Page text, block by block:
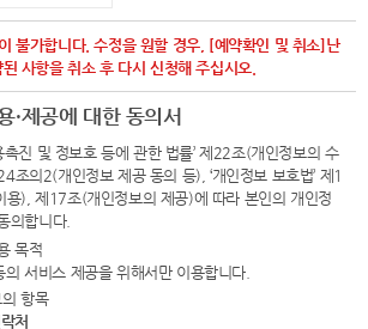
불가합니다. 수정을 원할 경우, [예약확인 및 취소]난
사항을 취소 후 다시 신청해 주십시오.
·제공에 대한 동의서
촉진 및 정보호 등에 관한 법률’ 제22조(개인정보의 수
조의2(개인정보 제공 동의 등), ‘개인정보 보호법’ 제1
용), 제17조(개인정보의 제공)에 따라 본인의 개인정
의합니다.
목적
서비스 제공을 위해서만 이용합니다.
항목
처